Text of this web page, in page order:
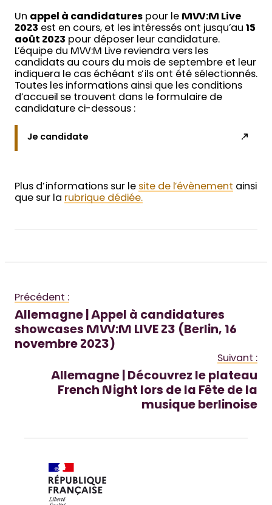
Un appel à candidatures pour le MW:M Live
2023 est en cours, et les intéressés ont jusqu’au 15
août 2023 pour déposer leur candidature.
L’équipe du MW:M Live reviendra vers les
candidats au cours du mois de septembre et leur
indiquera le cas échéant s’ils ont été sélectionnés.
Toutes les informations ainsi que les conditions
d’accueil se trouvent dans le formulaire de
candidature ci-dessous :
Je candidate
Plus d’informations sur le site de l’évènement ainsi
que sur la rubrique dédiée.
Précédent :
Allemagne | Appel à candidatures
showcases MW:M LIVE 23 (Berlin, 16
novembre 2023)
Suivant :
Allemagne | Découvrez le plateau
French Night lors de la Fête de la
musique berlinoise